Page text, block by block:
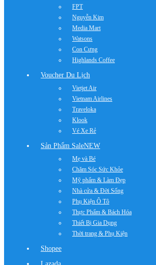
FPT
Nguyễn Kim
Media Mart
Watsons
Con Cưng
Highlands Coffee
Voucher Du Lịch
Vietjet Air
Vietnam Airlines
Traveloka
Klook
Vé Xe Rẻ
Sản Phẩm SaleNEW
Mẹ và Bé
Chăm Sóc Sức Khỏe
Mỹ phẩm & Làm Đẹp
Nhà cửa & Đời Sống
Phụ Kiện Ô Tô
Thực Phẩm & Bách Hóa
Thiết Bị Gia Dụng
Thời trang & Phụ Kiện
Shopee